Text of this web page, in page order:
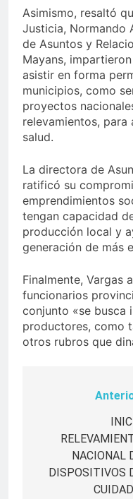
Asimismo, resaltó
Justicia, Normando
de Asuntos y
Mayans,
asistir en forma
municipios, como
proyectos
relevamientos,
salud.
La directora de
ratificó su
emprendimientos
tengan capacidad
producción local y
generación de más
Finalmente, Vargas
funcionarios
conjunto «se busca
productores, como
otros rubros que
Navegación
entradas
NACIONAL
DISPOSITIVOS